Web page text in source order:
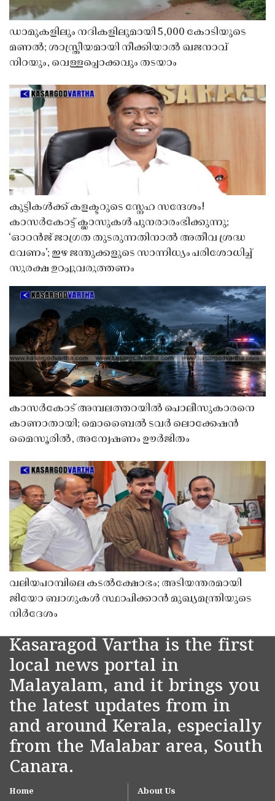
ഡാമുകളിലും നദികളിലുമായി 5,000 കോടിയുടെ
മണൽ; ശാസ്ത്രീയമായി നീക്കിയാൽ ഖജനാവ്
നിറയും, വെള്ളപ്പൊക്കവും തടയാം
കുട്ടികൾക്ക് കളക്ടറുടെ സ്നേഹ സന്ദേശം!
കാസർകോട്ട് ക്ലാസുകൾ പുനരാരംഭിക്കുന്നു;
‘ഓറൻജ് ജാഗ്രത തുടരുന്നതിനാൽ അതീവ ശ്രദ്ധ
വേണം’; ഇഴ ജന്തുക്കളുടെ സാന്നിധ്യം പരിശോധിച്ച്
സുരക്ഷ ഉറപ്പുവരുത്തണം
കാസർകോട് അമ്പലത്തറയിൽ പൊലീസുകാരനെ
കാണാതായി; മൊബൈൽ ടവർ ലൊക്കേഷൻ
മൈസൂരിൽ, അന്വേഷണം ഊർജിതം
വലിയപറമ്പിലെ കടൽക്ഷോഭം; അടിയന്തരമായി
ജിയോ ബാഗുകൾ സ്ഥാപിക്കാൻ മുഖ്യമന്ത്രിയുടെ
നിർദേശം
Kasaragod Vartha is the first
local news portal in
Malayalam, and it brings you
the latest updates from in
and around Kerala, especially
from the Malabar area, South
Canara.
Home About Us